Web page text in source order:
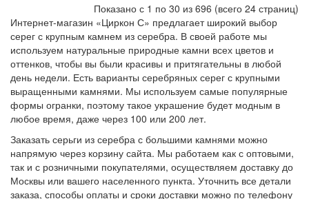
Показано с 1 по 30 из 696 (всего 24 страниц)
Интернет-магазин «Циркон С» предлагает широкий выбор
серег с крупным камнем из серебра. В своей работе мы
используем натуральные природные камни всех цветов и
оттенков, чтобы вы были красивы и притягательны в любой
день недели. Есть варианты серебряных серег с крупными
выращенными камнями. Мы используем самые популярные
формы огранки, поэтому такое украшение будет модным в
любое время, даже через 100 или 200 лет.
Заказать серьги из серебра с большими камнями можно
напрямую через корзину сайта. Мы работаем как с оптовыми,
так и с розничными покупателями, осуществляем доставку до
Москвы или вашего населенного пункта. Уточнить все детали
заказа, способы оплаты и сроки доставки можно по телефону